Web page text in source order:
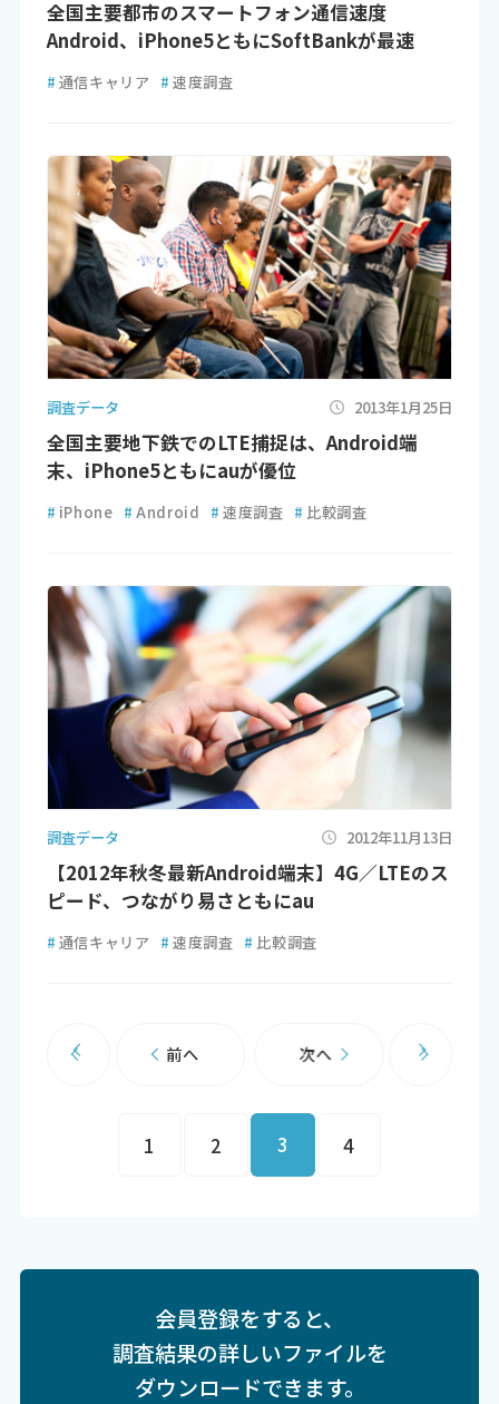
全国主要都市のスマートフォン通信速度
Android、iPhone5ともにSoftBankが最速
# 通信キャリア # 速度調査
調査データ 2013年1月25日
全国主要地下鉄でのLTE捕捉は、Android端
末、iPhone5ともにauが優位
# iPhone # Android # 速度調査 # 比較調査
調査データ 2012年11月13日
【2012年秋冬最新Android端末】4G／LTEのス
ピード、つながり易さともにau
# 通信キャリア # 速度調査 # 比較調査
前へ
1 2 3 4
次へ
会員登録をすると、
調査結果の詳しいファイルを
ダウンロードできます。